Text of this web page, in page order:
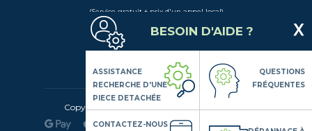
(Service gratuit + prix d'un appel local)
Lundi au Vendredi de 9h à 18h
Contactez-Nous
Suivez-nous
Copyright© 2020 LSDLP, Tous droits réservés
BESOIN D'AIDE ?
ASSISTANCE
RECHERCHE D'UNE
PIECE DETACHÉE
QUESTIONS
FRÉQUENTES
CONTACTEZ-NOUS